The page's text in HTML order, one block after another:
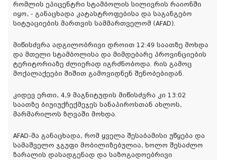
რომლის ეპიცენტრი სტამბოლის სილივრის რაიონში
იყო, - განაცხადა კატასტროფებისა და საგანგებო
სიტუაციების მართვის სამმართველომ (AFAD).
მიწისძვრა ადგილობრივი დროით 12:49 საათზე მოხდა
და მთელი სტამბოლისა და მიმდებარე პროვინციების
ტერიტორიაზე ძლიერად იგრძნობოდა. რის გამოც
მოქალაქეები შიშით გამოვიდნენ შენობებიდან.
კიდევ ერთი, 4,9 მაგნიტუდის მიწისძვრა კი 13:02
საათზე ბიუიუქჩექმეჯეს სანაპიროსთან ახლოს,
მარმარილოს ზღვაში მოხდა.
AFAD-მა განაცხადა, რომ ყველა შესაბამისი უწყება და
სამაშველო ჯგუფი მობილიზებულია, ხოლო შესაძლო
ზარალის დასადგენად და საზოგადოებრივი